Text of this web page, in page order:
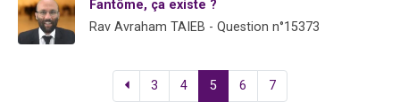
Fantôme, ça existe ?
Rav Avraham TAIEB - Question n°15373
3 4 5 6 7